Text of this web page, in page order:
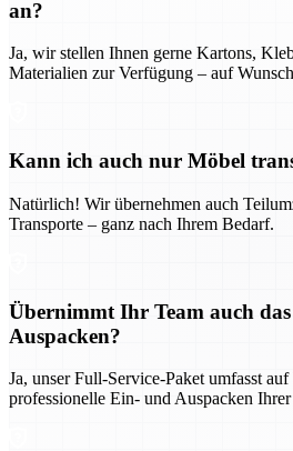
an?
Ja, wir stellen Ihnen gerne Kartons,
Materialien zur Verfügung – auf
Kann ich auch nur Möbel
Natürlich! Wir übernehmen auch
Transporte – ganz nach Ihrem Bedarf.
Übernimmt Ihr Team auch
Auspacken?
Ja, unser Full-Service-Paket umfasst
professionelle Ein- und Auspacken